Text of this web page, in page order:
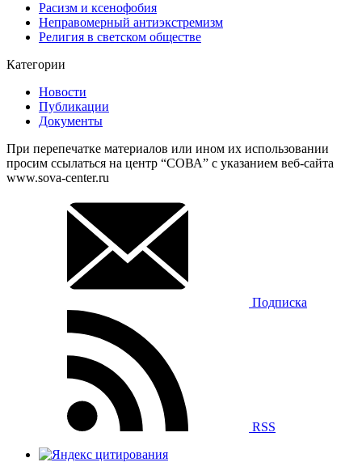
Расизм и ксенофобия
Неправомерный антиэкстремизм
Религия в светском обществе
Категории
Новости
Публикации
Документы
При перепечатке материалов или ином их использовании
просим ссылаться на центр “СОВА” с указанием веб-сайта
www.sova-center.ru
Подписка
RSS